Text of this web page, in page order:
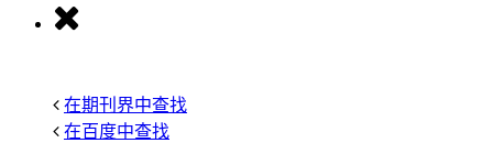
在期刊界中查找
在百度中查找